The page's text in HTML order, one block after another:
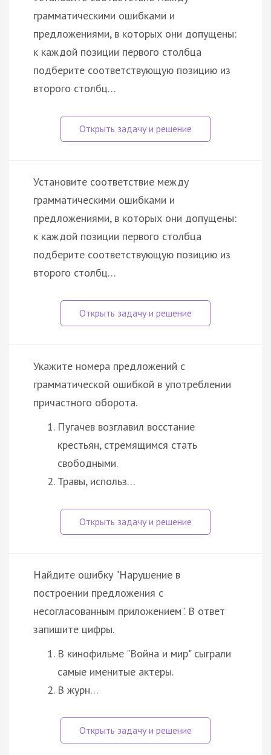
грамматическими ошибками и
предложениями, в которых они допущены:
к каждой позиции первого столбца
подберите соответствующую позицию из
второго столбц…
Установите соответствие между
грамматическими ошибками и
предложениями, в которых они допущены:
к каждой позиции первого столбца
подберите соответствующую позицию из
второго столбц…
Укажите номера предложений с
грамматической ошибкой в употреблении
причастного оборота.
Пугачев возглавил восстание
крестьян, стремящимся стать
свободными.
Травы, использ…
Найдите ошибку "Нарушение в
построении предложения с
несогласованным приложением". В ответ
запишите цифры.
В кинофильме "Война и мир" сыграли
самые именитые актеры.
В журн…